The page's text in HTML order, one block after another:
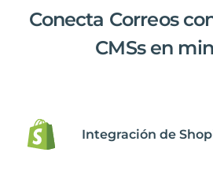
Conecta Correos
CMSs en
Integración de